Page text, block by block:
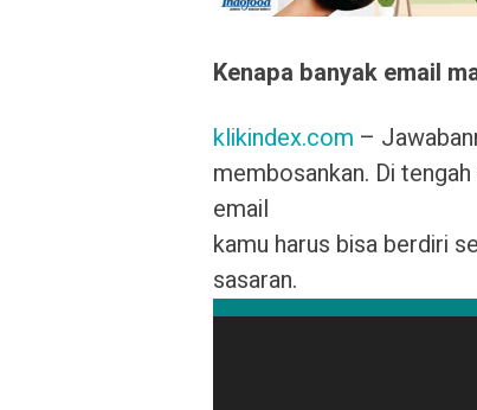
Kenapa banyak email
klikindex.com –
membosankan. Di
email
kamu harus bisa berdiri
sasaran.